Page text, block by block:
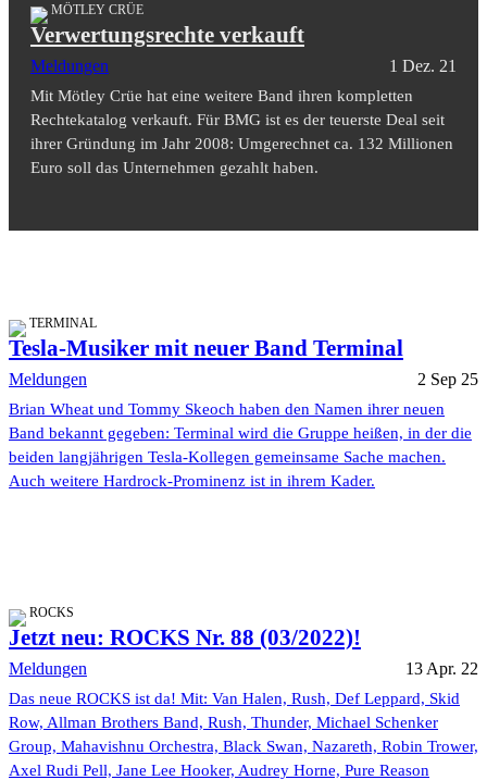
MÖTLEY CRÜE
Verwertungsrechte verkauft
Meldungen 1 Dez. 21
Mit Mötley Crüe hat eine weitere Band ihren kompletten
Rechtekatalog verkauft. Für BMG ist es der teuerste Deal seit
ihrer Gründung im Jahr 2008: Umgerechnet ca. 132 Millionen
Euro soll das Unternehmen gezahlt haben.
TERMINAL
Tesla-Musiker mit neuer Band Terminal
Meldungen 2 Sep 25
Brian Wheat und Tommy Skeoch haben den Namen ihrer neuen
Band bekannt gegeben: Terminal wird die Gruppe heißen, in der die
beiden langjährigen Tesla-Kollegen gemeinsame Sache machen.
Auch weitere Hardrock-Prominenz ist in ihrem Kader.
ROCKS
Jetzt neu: ROCKS Nr. 88 (03/2022)!
Meldungen 13 Apr. 22
Das neue ROCKS ist da! Mit: Van Halen, Rush, Def Leppard, Skid
Row, Allman Brothers Band, Rush, Thunder, Michael Schenker
Group, Mahavishnu Orchestra, Black Swan, Nazareth, Robin Trower,
Axel Rudi Pell, Jane Lee Hooker, Audrey Horne, Pure Reason